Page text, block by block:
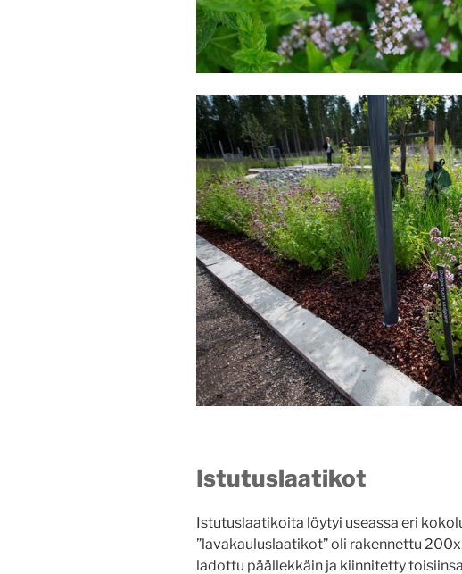
Istutuslaatikot
Istutuslaatikoita löytyi useassa eri
”lavakauluslaatikot” oli rakennettu
ladottu päällekkäin ja kiinnitetty